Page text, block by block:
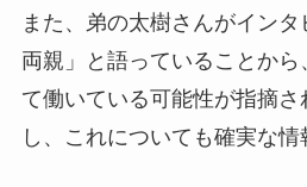
また、弟の太樹さんがイン
両親」と語っていることから
て働いている可能性が指摘
し、これについても確実な情